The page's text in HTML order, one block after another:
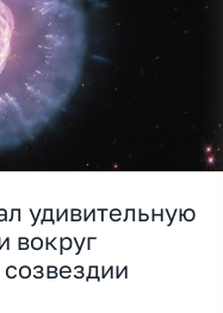
удивительную
вокруг